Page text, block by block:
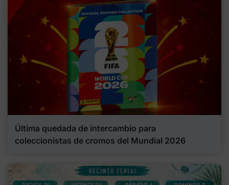
Última quedada de intercambio para
coleccionistas de cromos del Mundial 2026